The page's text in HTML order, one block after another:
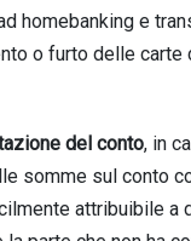
homebanking e
o furto delle
del conto, in
somme sul conto
attribuibile a